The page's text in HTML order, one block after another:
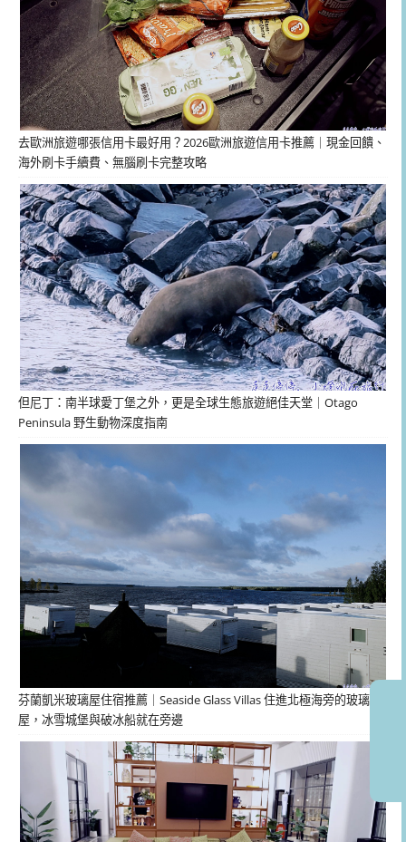
去歐洲旅遊哪張信用卡最好用？2026歐洲旅遊信用卡推薦｜現金回饋、
海外刷卡手續費、無腦刷卡完整攻略
但尼丁：南半球愛丁堡之外，更是全球生態旅遊絕佳天堂｜Otago
Peninsula 野生動物深度指南
芬蘭凱米玻璃屋住宿推薦｜Seaside Glass Villas 住進北極海旁的玻璃
屋，冰雪城堡與破冰船就在旁邊